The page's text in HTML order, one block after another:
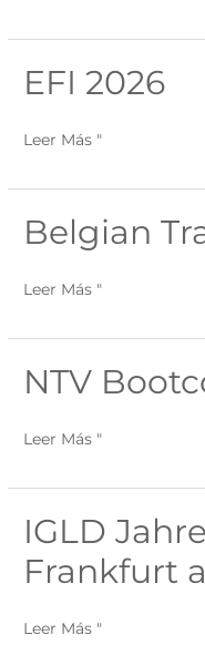
EFI 2026
EFI
Leer Más "
Belgian
Belgian
Transplant
Society
Leer Más "
NTV
NTV
Leer Más "
IGLD
Frankfurt
IGLD
in
am
Leer Más "